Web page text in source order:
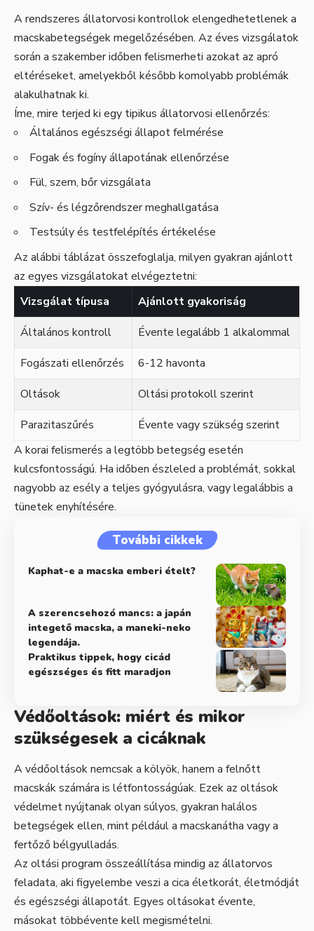
A rendszeres állatorvosi kontrollok elengedhetetlenek a
macskabetegségek megelőzésében. Az éves vizsgálatok
során a szakember időben felismerheti azokat az apró
eltéréseket, amelyekből később komolyabb problémák
alakulhatnak ki.
Íme, mire terjed ki egy tipikus állatorvosi ellenőrzés:
Általános egészségi állapot felmérése
Fogak és fogíny állapotának ellenőrzése
Fül, szem, bőr vizsgálata
Szív- és légzőrendszer meghallgatása
Testsúly és testfelépítés értékelése
Az alábbi táblázat összefoglalja, milyen gyakran ajánlott
az egyes vizsgálatokat elvégeztetni:
Vizsgálat típusa
Ajánlott gyakoriság
Általános kontroll
Évente legalább 1 alkalommal
Fogászati ellenőrzés
6-12 havonta
Oltások
Oltási protokoll szerint
Parazitaszűrés
Évente vagy szükség szerint
A korai felismerés a legtöbb betegség esetén
kulcsfontosságú. Ha időben észleled a problémát, sokkal
nagyobb az esély a teljes gyógyulásra, vagy legalábbis a
tünetek enyhítésére.
További cikkek
Kaphat-e a macska emberi ételt?
A szerencsehozó mancs: a japán
integető macska, a maneki-neko
legendája.
Praktikus tippek, hogy cicád
egészséges és fitt maradjon
Védőoltások: miért és mikor
szükségesek a cicáknak
A védőoltások nemcsak a kölyök, hanem a felnőtt
macskák számára is létfontosságúak. Ezek az oltások
védelmet nyújtanak olyan súlyos, gyakran halálos
betegségek ellen, mint például a macskanátha vagy a
fertőző bélgyulladás.
Az oltási program összeállítása mindig az állatorvos
feladata, aki figyelembe veszi a cica életkorát, életmódját
és egészségi állapotát. Egyes oltásokat évente,
másokat többévente kell megismételni.